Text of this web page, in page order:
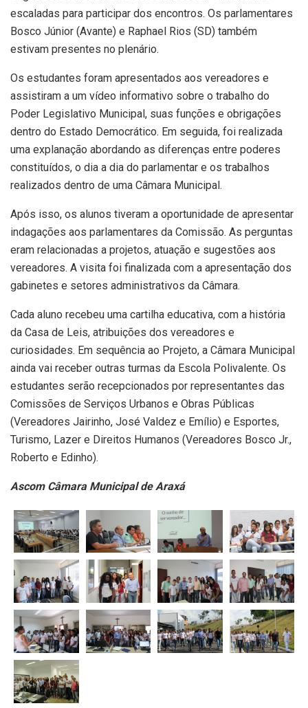
escaladas para participar dos encontros. Os parlamentares
Bosco Júnior (Avante) e Raphael Rios (SD) também
estivam presentes no plenário.
Os estudantes foram apresentados aos vereadores e
assistiram a um vídeo informativo sobre o trabalho do
Poder Legislativo Municipal, suas funções e obrigações
dentro do Estado Democrático. Em seguida, foi realizada
uma explanação abordando as diferenças entre poderes
constituídos, o dia a dia do parlamentar e os trabalhos
realizados dentro de uma Câmara Municipal.
Após isso, os alunos tiveram a oportunidade de apresentar
indagações aos parlamentares da Comissão. As perguntas
eram relacionadas a projetos, atuação e sugestões aos
vereadores. A visita foi finalizada com a apresentação dos
gabinetes e setores administrativos da Câmara.
Cada aluno recebeu uma cartilha educativa, com a história
da Casa de Leis, atribuições dos vereadores e
curiosidades. Em sequência ao Projeto, a Câmara Municipal
ainda vai receber outras turmas da Escola Polivalente. Os
estudantes serão recepcionados por representantes das
Comissões de Serviços Urbanos e Obras Públicas
(Vereadores Jairinho, José Valdez e Emílio) e Esportes,
Turismo, Lazer e Direitos Humanos (Vereadores Bosco Jr.,
Roberto e Edinho).
Ascom Câmara Municipal de Araxá